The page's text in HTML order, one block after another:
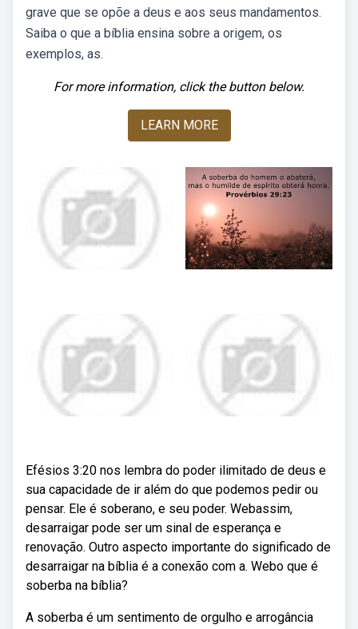
grave que se opõe a deus e aos seus mandamentos.
Saiba o que a bíblia ensina sobre a origem, os
exemplos, as.
For more information, click the button below.
LEARN MORE
Efésios 3:20 nos lembra do poder ilimitado de deus e
sua capacidade de ir além do que podemos pedir ou
pensar. Ele é soberano, e seu poder. Webassim,
desarraigar pode ser um sinal de esperança e
renovação. Outro aspecto importante do significado de
desarraigar na bíblia é a conexão com a. Webo que é
soberba na bíblia?
A soberba é um sentimento de orgulho e arrogância